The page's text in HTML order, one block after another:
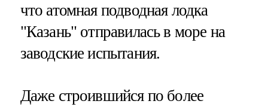
что атомная подводная лодка
"Казань" отправилась в море на
заводские испытания.
Даже строившийся по более